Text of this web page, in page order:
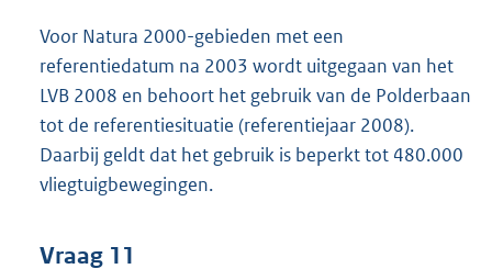
Voor Natura 2000-gebieden met een
referentiedatum na 2003 wordt uitgegaan van het
LVB 2008 en behoort het gebruik van de Polderbaan
tot de referentiesituatie (referentiejaar 2008).
Daarbij geldt dat het gebruik is beperkt tot 480.000
vliegtuigbewegingen.
Vraag 11